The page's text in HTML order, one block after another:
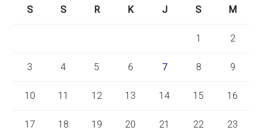
S
S R K J S M
1 2
3 4 5 6 7 8 9
10 11 12 13 14 15 16
17 18 19 20 21 22 23